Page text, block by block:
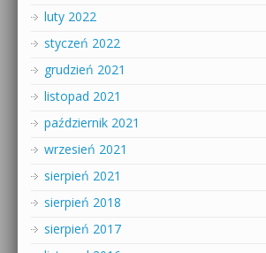
luty 2022
styczeń 2022
grudzień 2021
listopad 2021
październik 2021
wrzesień 2021
sierpień 2021
sierpień 2018
sierpień 2017